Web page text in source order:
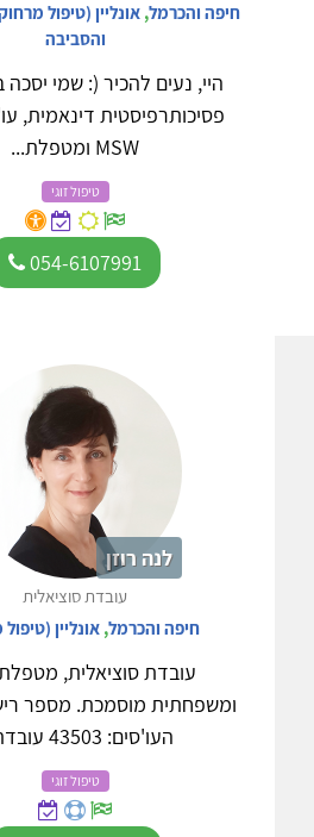
חיפה והכרמל, אונליין (טיפול
והסביבה
היי, נעים להכיר (: שמי
פסיכותרפיסטית דינאמית,
MSW ומטפלת...
טיפול זוגי
054-6107991
לנה רוזן
עובדת סוציאלית
חיפה והכרמל,אונליין
עובדת סוציאלית, מטפלת
ומשפחתית מוסמכת. מספר
העו'סים: 43503 עובדת...
טיפול זוגי